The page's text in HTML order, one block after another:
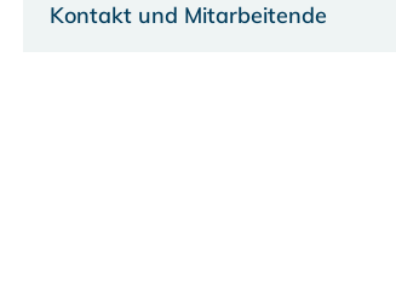
Kontakt und Mitarbeitende